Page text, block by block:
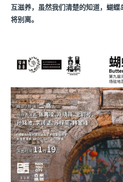
互滋养，虽然我们清楚的知道，蝴
将别离。